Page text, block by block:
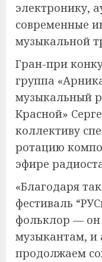
электронику,
современные
музыкальной
Гран-при
группа
музыкальный
Красной»
коллективу
ротацию
эфире
«Благодаря
фестиваль
фольклор — он
музыкантам,
продолжаем